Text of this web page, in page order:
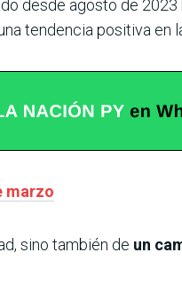
desde agosto de
tendencia positiva en
marzo
sino también de un